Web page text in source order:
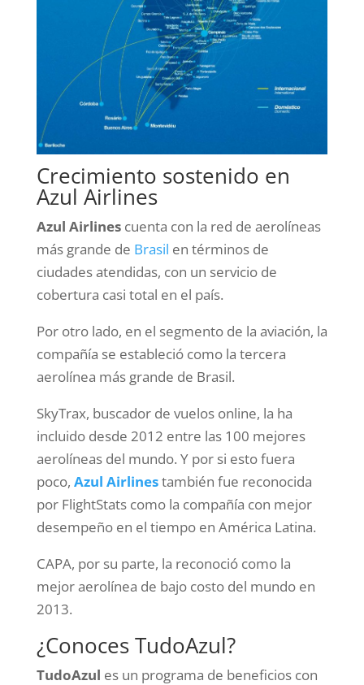
Crecimiento sostenido en
Azul Airlines
Azul Airlinescuenta con la red de aerolíneas
más grande de Brasil en términos de
ciudades atendidas, con un servicio de
cobertura casi total en el país.
Por otro lado, en el segmento de la aviación, la
compañía se estableció como la tercera
aerolínea más grande de Brasil.
SkyTrax, buscador de vuelos online, la ha
incluido desde 2012 entre las 100 mejores
aerolíneas del mundo. Y por si esto fuera
poco, Azul Airlinestambién fue reconocida
por FlightStats como la compañía con mejor
desempeño en el tiempo en América Latina.
CAPA, por su parte, la reconoció como la
mejor aerolínea de bajo costo del mundo en
2013.
¿Conoces TudoAzul?
TudoAzul es un programa de beneficios con